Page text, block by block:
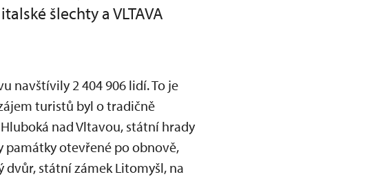
šlechty a VLTAVA
navštívily 2 404 906 lidí. To je
turistů byl o tradičně
nad Vltavou, státní hrady
památky otevřené po obnově,
dvůr, státní zámek Litomyšl, na